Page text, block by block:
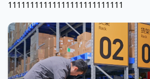
11111111111111111111111111